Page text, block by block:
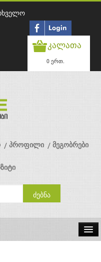
კალათა
0 ერთ.
პროფილი მეგობრები